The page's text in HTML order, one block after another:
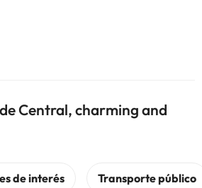
Central, charming and